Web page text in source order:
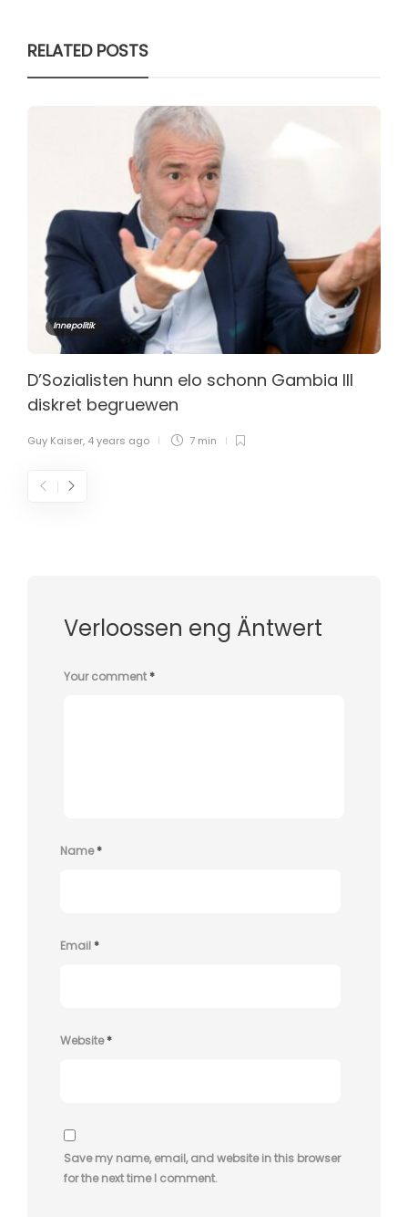
RELATED POSTS
Innepolitik
D’Sozialisten hunn elo schonn Gambia III
diskret begruewen
Guy Kaiser, 4 years ago 7 min
Verloossen eng Äntwert
Your comment*
Name*
Email*
Website*
Save my name, email, and website in this browser
for the next time I comment.